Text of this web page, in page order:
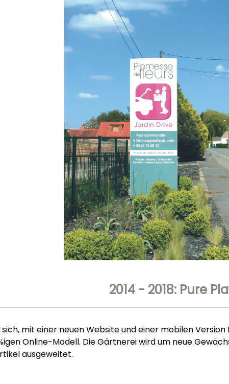
2014 - 2018: Pure
mit einer neuen Website und einer mobilen
Online-Modell. Die Gärtnerei wird um neue
ausgeweitet.